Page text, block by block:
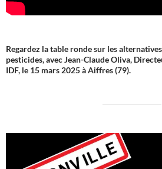
Regardez la table ronde sur les
pesticides, avec Jean-Claude Oliva,
IDF, le 15 mars 2025 à Aiffres (79).